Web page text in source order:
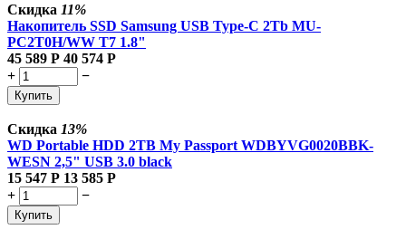
Скидка 11%
Накопитель SSD Samsung USB Type-C 2Tb MU-
PC2T0H/WW T7 1.8"
45 589 Р 40 574 Р
+
−
Купить
Скидка 13%
WD Portable HDD 2TB My Passport WDBYVG0020BBK-
WESN 2,5" USB 3.0 black
15 547 Р 13 585 Р
+
−
Купить